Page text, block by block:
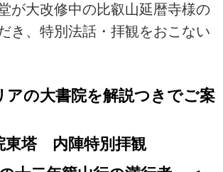
が大改修中の比叡山延暦寺様の
き、特別法話・拝観をおこない
の大書院を解説つきでご案
東塔 内陣特別拝観